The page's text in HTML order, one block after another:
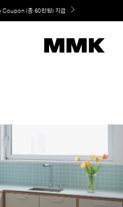
, MMK The Island 출시